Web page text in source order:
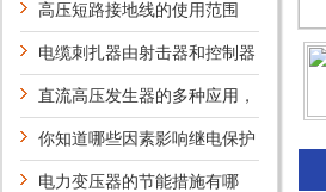
高压短路接地线的使用范围
电缆刺扎器由射击器和控制器
两大部分组成
直流高压发生器的多种应用，
你知道吗？
你知道哪些因素影响继电保护
测试仪的质量和性能吗？
电力变压器的节能措施有哪